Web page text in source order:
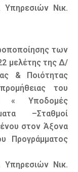
Υπηρεσιών Νικ.
των
μελέτης της Δ/
& Ποιότητας
του
« Υποδομές
–Σταθμοί
στον Άξονα
Προγράμματος
Υπηρεσιών Νικ.